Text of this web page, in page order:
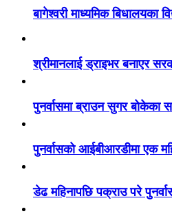
बागेश्वरी माध्यमिक बिधालयका
श्रीमानलाई ड्राइभर बनाएर
पुनर्वासमा ब्राउन सुगर
पुनर्वासको आईबीआरडीमा एक
डेढ महिनापछि पक्राउ परे